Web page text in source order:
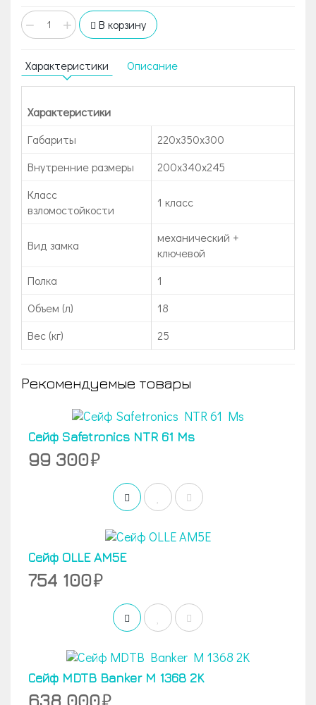
− + В корзину
Характеристики Описание
Характеристики
Габариты
220x350x300
Внутренние размеры
200х340х245
Класс
взломостойкости
1 класс
Вид замка
механический +
ключевой
Полка
1
Объем (л)
18
Вес (кг)
25
Рекомендуемые товары
Сейф Safetronics NTR 61 Ms
99 300
Сейф OLLE AM5E
754 100
Сейф MDTB Banker M 1368 2K
638 000